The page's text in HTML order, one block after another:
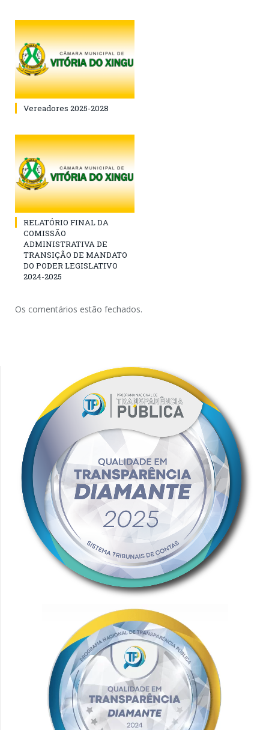
Vereadores 2025-2028
RELATÓRIO FINAL DA
COMISSÃO
ADMINISTRATIVA DE
TRANSIÇÃO DE MANDATO
DO PODER LEGISLATIVO
2024-2025
Os comentários estão fechados.